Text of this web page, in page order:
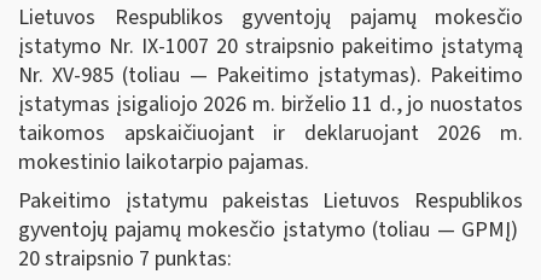
Lietuvos Respublikos gyventojų pajamų mokesčio
įstatymo Nr. IX-1007 20 straipsnio pakeitimo įstatymą
Nr. XV-985 (toliau — Pakeitimo įstatymas). Pakeitimo
įstatymas įsigaliojo 2026 m. birželio 11 d., jo nuostatos
taikomos apskaičiuojant ir deklaruojant 2026 m.
mokestinio laikotarpio pajamas.
Pakeitimo įstatymu pakeistas Lietuvos Respublikos
gyventojų pajamų mokesčio įstatymo (toliau — GPMĮ)
20 straipsnio 7 punktas: